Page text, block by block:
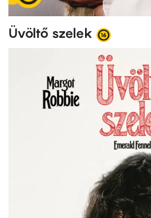
Üvöltő szelek